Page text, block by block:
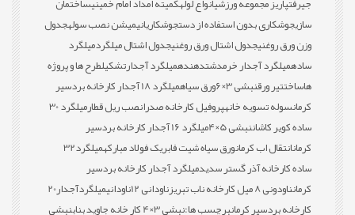
سازیجوشکاری بدون استفاده از دستجوشکاریانیمیشن نصب سولهجدول
وزن ورق روغنیجدول اشتال ورق روغنیجدول اشتال میلگردمیلگرد
سادهمیلگرد آجدار خرمدشتدهندهمیلگرد آجدارتشکیلطرح ها و پروژه
هاساختتیر ورقنبشی 3×6 ورق سیاه
میلگرد 18 آجدار کارخانه بردسیر
کرمانسوله تسویه خانهپروفیل کارخانه صدرانصب ریل قطار
میلگرد 30
ساده کویر کاشاننبشی 5×4
میلگرد 16 آجدار کارخانه بردسیر
کرمانانتقال اب کرمانورق سیاه شیت فابریک فولاد مبارکه
میلگرد32
ساده کارخانه آذر گستر سدیدمیلگرد آجدار کارخانه بردسیر
کرمانناودونی 8 میل کارخانه ناب تبریز ناودانی 12 ناودانی
میلگردآجدار20
کارخانه بردسیر کرمانبرچسب ها:نبشی 3×4 کار خانه جاوید بناب
نبشی